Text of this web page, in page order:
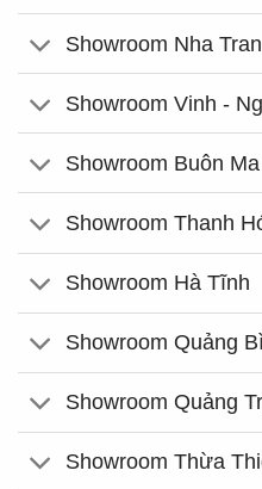
Showroom Nha
Showroom Vinh -
Showroom Buôn
Showroom Thanh
Showroom Hà Tĩnh
Showroom Quảng
Showroom Quảng
Showroom Thừa